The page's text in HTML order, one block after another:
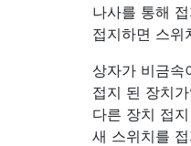
나사를 통해
접지하면 스위
상자가 비금속
접지 된 장치
다른 장치 접
새 스위치를